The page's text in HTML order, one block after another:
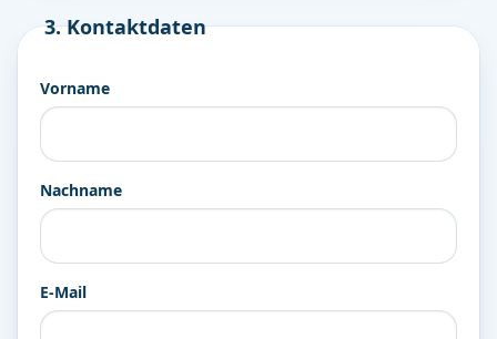
3. Kontaktdaten
Vorname
Nachname
E-Mail